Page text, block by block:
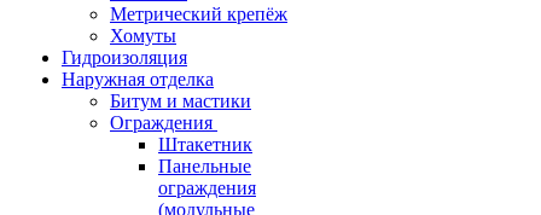
Метрический крепёж
Хомуты
Гидроизоляция
Наружная отделка
Битум и мастики
Ограждения
Штакетник
Панельные
ограждения
(модульные